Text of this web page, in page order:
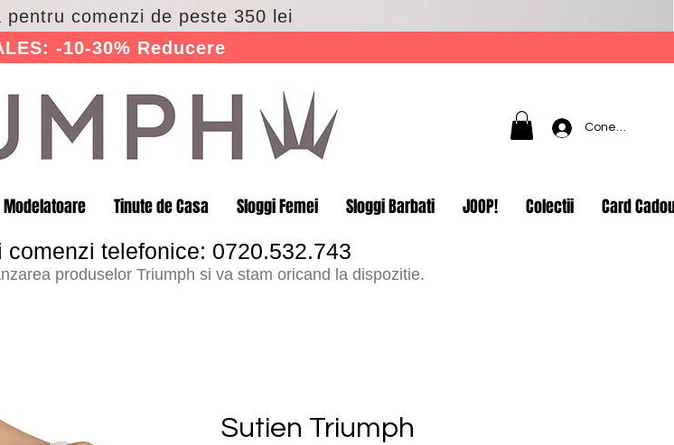
comenzi de peste 350 lei
-10-30% Reducere
Conectează-
Modelatoare Tinute de Casa Sloggi Femei Sloggi Barbati JOOP! Colectii Card
telefonice: 0720.532.743
produselor Triumph si va stam oricand la dispozitie.
Sutien Triumph